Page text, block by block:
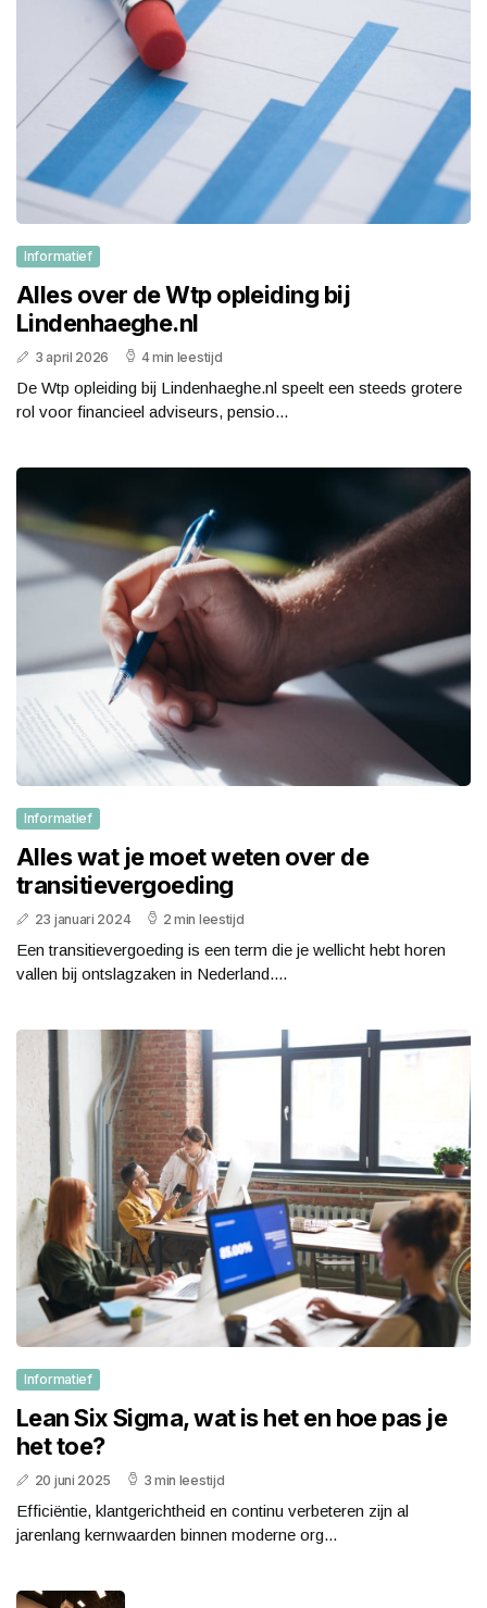
Informatief
Alles over de Wtp opleiding bij
Lindenhaeghe.nl
3 april 2026 4 min leestijd
De Wtp opleiding bij Lindenhaeghe.nl speelt een steeds grotere
rol voor financieel adviseurs, pensio...
Informatief
Alles wat je moet weten over de
transitievergoeding
23 januari 2024 2 min leestijd
Een transitievergoeding is een term die je wellicht hebt horen
vallen bij ontslagzaken in Nederland....
Informatief
Lean Six Sigma, wat is het en hoe pas je
het toe?
20 juni 2025 3 min leestijd
Efficiëntie, klantgerichtheid en continu verbeteren zijn al
jarenlang kernwaarden binnen moderne org...